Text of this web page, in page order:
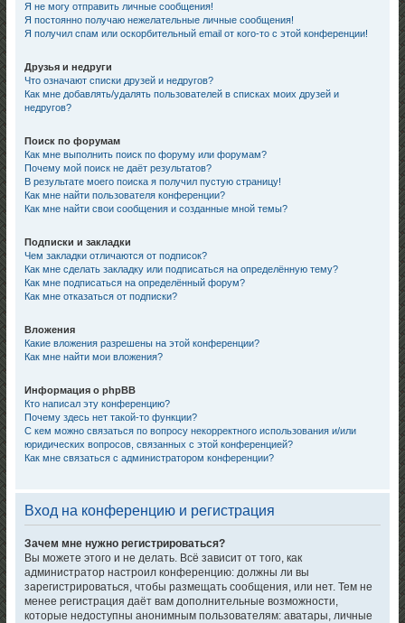
Я не могу отправить личные сообщения!
Я постоянно получаю нежелательные личные сообщения!
Я получил спам или оскорбительный email от кого-то с этой конференции!
Друзья и недруги
Что означают списки друзей и недругов?
Как мне добавлять/удалять пользователей в списках моих друзей и
недругов?
Поиск по форумам
Как мне выполнить поиск по форуму или форумам?
Почему мой поиск не даёт результатов?
В результате моего поиска я получил пустую страницу!
Как мне найти пользователя конференции?
Как мне найти свои сообщения и созданные мной темы?
Подписки и закладки
Чем закладки отличаются от подписок?
Как мне сделать закладку или подписаться на определённую тему?
Как мне подписаться на определённый форум?
Как мне отказаться от подписки?
Вложения
Какие вложения разрешены на этой конференции?
Как мне найти мои вложения?
Информация о phpBB
Кто написал эту конференцию?
Почему здесь нет такой-то функции?
С кем можно связаться по вопросу некорректного использования и/или
юридических вопросов, связанных с этой конференцией?
Как мне связаться с администратором конференции?
Вход на конференцию и регистрация
Зачем мне нужно регистрироваться?
Вы можете этого и не делать. Всё зависит от того, как
администратор настроил конференцию: должны ли вы
зарегистрироваться, чтобы размещать сообщения, или нет. Тем не
менее регистрация даёт вам дополнительные возможности,
которые недоступны анонимным пользователям: аватары, личные